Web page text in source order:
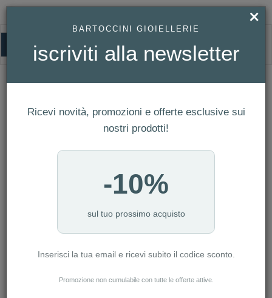
GIOIELLI MODA
NUMERO ARTICOLI:6933
×
BARTOCCINI GIOIELLERIE
iscriviti alla newsletter
Ricevi novità, promozioni e offerte esclusive sui
nostri prodotti!
-10%
sul tuo prossimo acquisto
Inserisci la tua email e ricevi subito il codice sconto.
Promozione non cumulabile con tutte le offerte attive.